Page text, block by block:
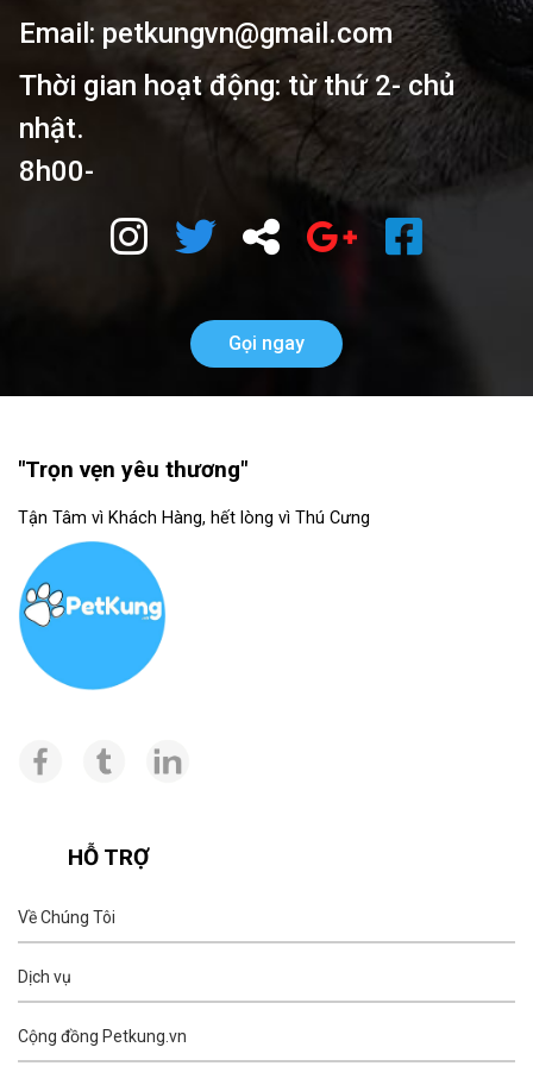
Email: petkungvn@gmail.com
Thời gian hoạt động: từ thứ 2- chủ
nhật.
8h00-
Gọi ngay
"Trọn vẹn yêu thương"
Tận Tâm vì Khách Hàng, hết lòng vì Thú Cưng
HỖ TRỢ
Về Chúng Tôi
Dịch vụ
Cộng đồng Petkung.vn